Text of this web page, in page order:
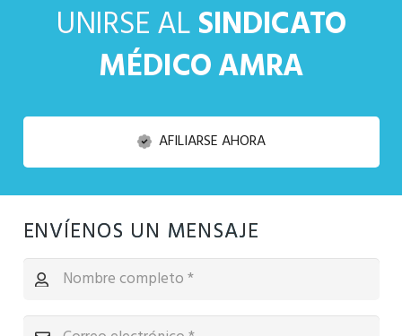
UNIRSE ALSINDICATO
MÉDICO AMRA
AFILIARSE AHORA
ENVÍENOS UN MENSAJE